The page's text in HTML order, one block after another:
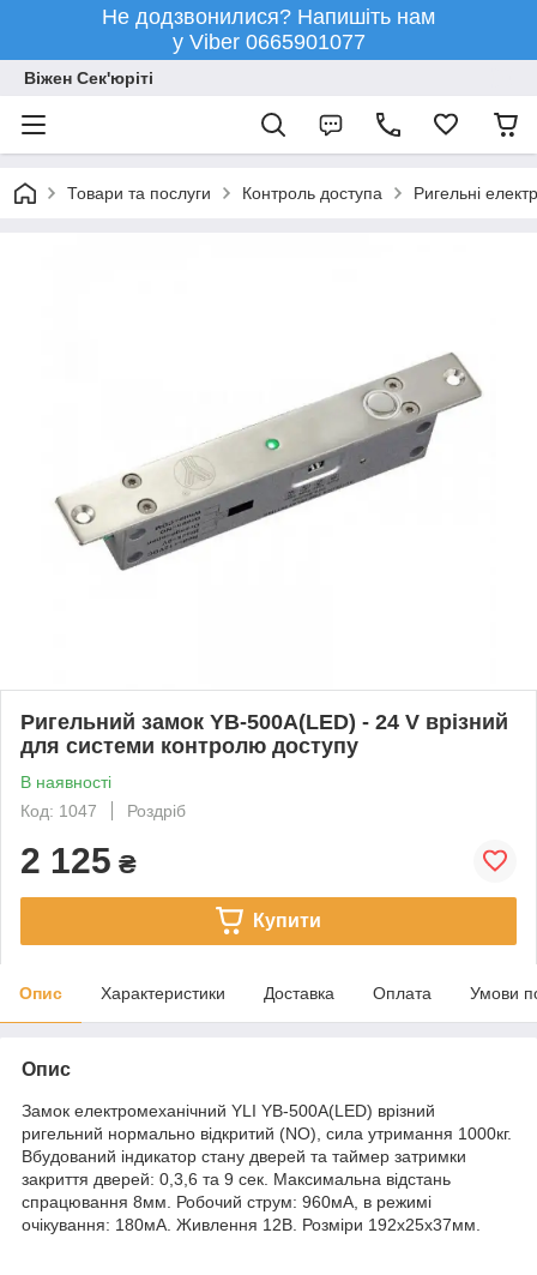
Не додзвонилися? Напишіть нам
у Viber 0665901077
Віжен Сек'юріті
Товари та послуги Контроль доступа Ригельні
Ригельний замок YB-500A(LED) - 24 V врізний
для системи контролю доступу
В наявності
Код: 1047
Роздріб
2 125 ₴
Купити
Опис Характеристики Доставка Оплата Умови
Опис
Замок електромеханічний YLI YB-500A(LED) врізний
ригельний нормально відкритий (NO), сила утримання 1000кг.
Вбудований індикатор стану дверей та таймер затримки
закриття дверей: 0,3,6 та 9 сек. Максимальна відстань
спрацювання 8мм. Робочий струм: 960мА, в режимі
очікування: 180мА. Живлення 12В. Розміри 192x25x37мм.